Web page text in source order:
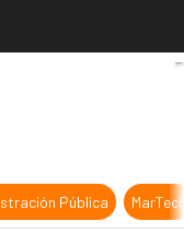
a empresas
Pública